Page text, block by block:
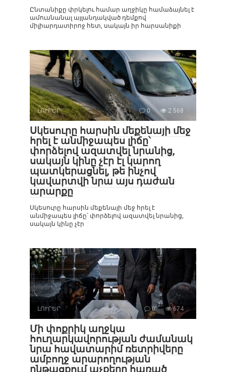
Ընտանիքը փրկելու համար աղջիկը համաձայնել է
ամուսնանալ այլանդակված դեմքով
միլիարդատիրոջ հետ, սակայն իր հարսանիքի
ԼՈՒՐԵՐ 0 2 568
Սկեսուրը հարսին մեքենայի մեջ
հրել է անմիջապես լիճը՝
փորձելով ազատվել նրանից,
սակայն կինը չէր էլ կարող
պատկերացնել, թե ինչով
կավարտվի նրա այս դաժան
արարքը
Սկեսուրը հարսին մեքենայի մեջ հրել է
անմիջապես լիճը՝ փորձելով ազատվել նրանից,
սակայն կինը չէր
ԼՈՒՐԵՐ 0 674
Մի փոքրիկ աղջկա
հուղարկավորության ժամանակ
նրա հավատարիմ ռետրիվերը
ամբողջ արարողության
ընթացքում աչքերը հառած